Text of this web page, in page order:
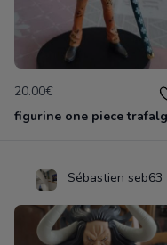
20.00€
Sébastien seb63